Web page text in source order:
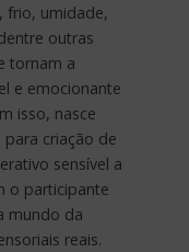
frio, umidade,
outras
tornam a
e emocionante
isso, nasce
criação de
sensível a
o participante
mundo da
reais.